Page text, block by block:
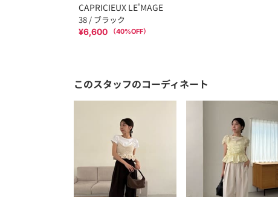
CAPRICIEUX LE'MAGE
38 / ブラック
¥6,600 （40%OFF）
このスタッフのコーディネート